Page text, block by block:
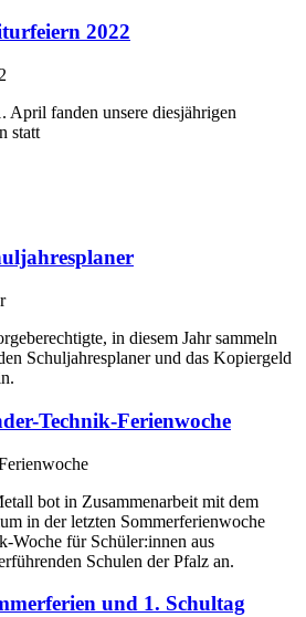
2022
April fanden unsere diesjährigen
statt
in diesem Jahr sammeln
Schuljahresplaner und das Kopiergeld
Technik-Ferienwoche
bot in Zusammenarbeit mit dem
in der letzten Sommerferienwoche
Woche für Schüler:innen aus
Schulen der Pfalz an.
und 1. Schultag